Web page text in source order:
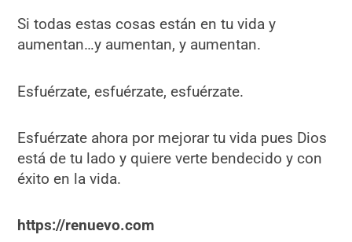
Si todas estas cosas están en tu vida y
aumentan…y aumentan, y aumentan.
Esfuérzate, esfuérzate, esfuérzate.
Esfuérzate ahora por mejorar tu vida pues Dios
está de tu lado y quiere verte bendecido y con
éxito en la vida.
https://renuevo.com